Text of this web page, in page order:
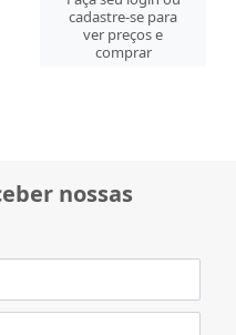
cadastre-se para
ver preços e
comprar
nossas